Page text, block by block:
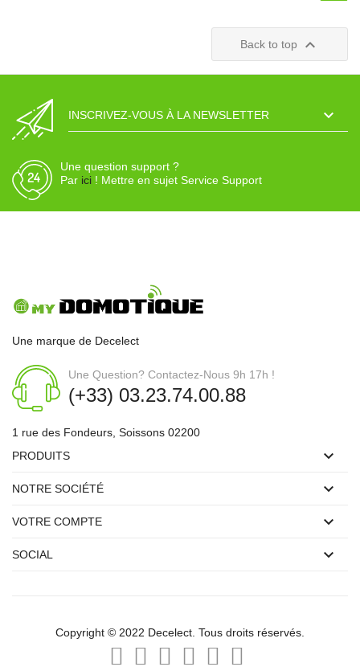
Back to top 
INSCRIVEZ-VOUS À LA NEWSLETTER 
Une question support ?
Par ici ! Mettre en sujet Service Support
Une marque de Decelect
Une Question? Contactez-Nous 9h 17h !
(+33) 03.23.74.00.88
1 rue des Fondeurs, Soissons 02200
PRODUITS

NOTRE SOCIÉTÉ 
VOTRE COMPTE 
SOCIAL 
Copyright © 2022 Decelect Tous droits réservés.